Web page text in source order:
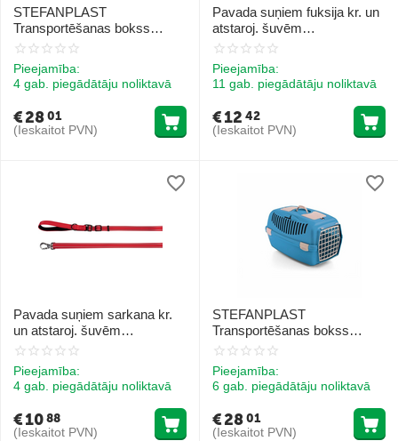
STEFANPLAST
Transportēšanas bokss
GULLIVER 3 plast. durvis
Pieejamība:
4 gab. piegādātāju noliktavā
€2801
(Ieskaitot PVN)
Pavada suņiem fuksija kr. un
atstaroj. šuvēm
20x1200/2000mm
Pieejamība:
11 gab. piegādātāju noliktavā
€12 42
(Ieskaitot PVN)
Pavada suņiem sarkana kr.
un atstaroj. šuvēm
15x1200/2000mm
Pieejamība:
4 gab. piegādātāju noliktavā
€1088
(Ieskaitot PVN)
STEFANPLAST
Transportēšanas bokss
GULLIVER 3 plast. durvis
Pieejamība:
6 gab. piegādātāju noliktavā
€2801
(Ieskaitot PVN)